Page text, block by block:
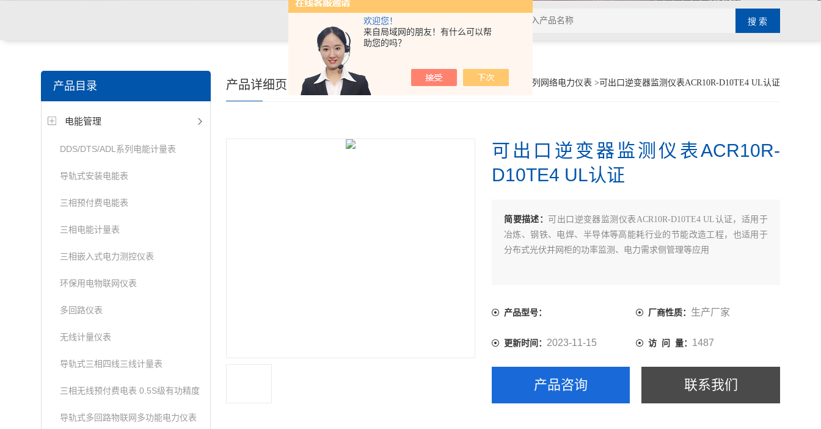
欢迎您！
来自局域网的朋友！有什么可以帮
助您的吗？
产品目录
电能管理
DDS/DTS/ADL系列电能计量表
导轨式安装电能表
三相预付费电能表
三相电能计量表
三相嵌入式电力测控仪表
环保用电物联网仪表
多回路仪表
无线计量仪表
导轨式三相四线三线计量表
三相无线预付费电表 0.5S级有功精度
导轨式多回路物联网多功能电力仪表
你的位置： 产品展示 电能管理 ACR系列网络电力仪表 >可出口逆变器监测仪表ACR10R-D10TE4 UL认证
产品详细页
可出口逆变器监测仪表ACR10R-
D10TE4 UL认证
简要描述：
可出口逆变器监测仪表ACR10R-D10TE4 UL认证，适用于
冶炼、钢铁、电焊、半导体等高能耗行业的节能改造工程，也适用于
分布式光伏并网柜的功率监测、电力需求侧管理等应用
产品型号： 厂商性质： 生产厂家
更新时间： 2023-11-15 访 问 量： 1487
产品咨询 联系我们